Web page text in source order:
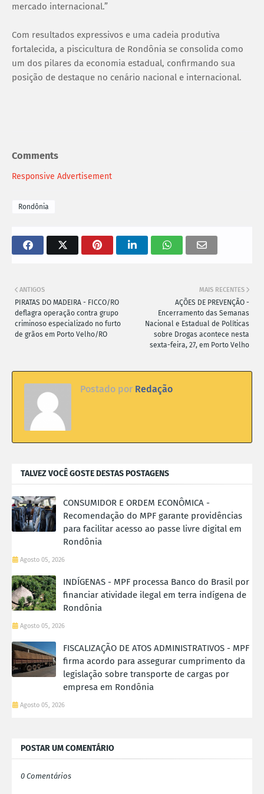
mercado internacional.”
Com resultados expressivos e uma cadeia produtiva
fortalecida, a piscicultura de Rondônia se consolida como
um dos pilares da economia estadual, confirmando sua
posição de destaque no cenário nacional e internacional.
Comments
Responsive Advertisement
Rondônia
MAIS RECENTES
AÇÕES DE PREVENÇÃO -
Encerramento das Semanas
Nacional e Estadual de Políticas
sobre Drogas acontece nesta
sexta-feira, 27, em Porto Velho
ANTIGOS
PIRATAS DO MADEIRA - FICCO/RO
deflagra operação contra grupo
criminoso especializado no furto
de grãos em Porto Velho/RO
Postado por Redação
TALVEZ VOCÊ GOSTE DESTAS POSTAGENS
CONSUMIDOR E ORDEM ECONÔMICA -
Recomendação do MPF garante providências
para facilitar acesso ao passe livre digital em
Rondônia
Agosto 05, 2026
INDÍGENAS - MPF processa Banco do Brasil por
financiar atividade ilegal em terra indígena de
Rondônia
Agosto 05, 2026
FISCALIZAÇÃO DE ATOS ADMINISTRATIVOS - MPF
firma acordo para assegurar cumprimento da
legislação sobre transporte de cargas por
empresa em Rondônia
Agosto 05, 2026
POSTAR UM COMENTÁRIO
0 Comentários